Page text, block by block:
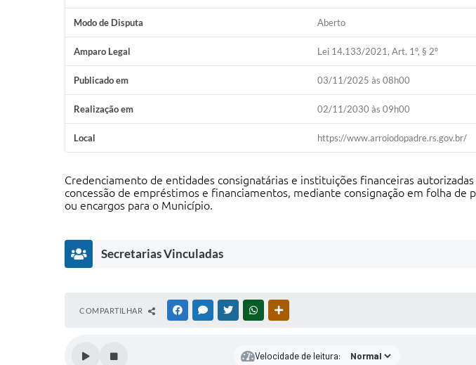
Modo de Disputa Aberto
Amparo Legal Lei 14.133/2021, Art. 1º, § 2º
Publicado em 03/11/2025 às 08h00
Realização em 02/11/2030 às 09h00
Local https://www.arroiodopadre.rs.gov.br/
Credenciamento de entidades consignatárias e instituições financeiras
concessão de empréstimos e financiamentos, mediante consignação em folha
ou encargos para o Município.
Secretarias Vinculadas
e
COMPARTILHAR FACEBOOKMESSENGER
TWITTERWHATSAPP
Velocidade de leitura: